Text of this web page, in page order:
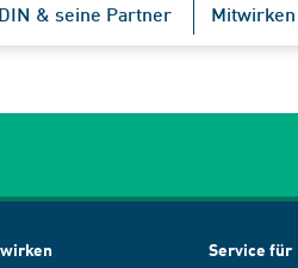
DIN & seine Partner Mitwirken
Service für